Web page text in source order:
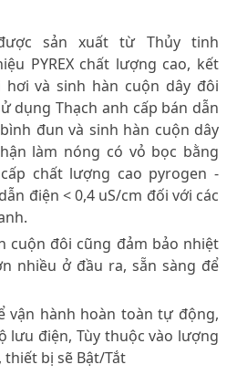
sản xuất từ Thủy tinh
PYREX chất lượng cao, kết
và sinh hàn cuộn dây đôi
dụng Thạch anh cấp bán dẫn
đun và sinh hàn cuộn dây
làm nóng có vỏ bọc bằng
chất lượng cao pyrogen -
điện < 0,4 uS/cm đối với các
cuộn đôi cũng đảm bảo nhiệt
nhiều ở đầu ra, sẵn sàng để
vận hành hoàn toàn tự động,
lưu điện, Tùy thuộc vào lượng
bị sẽ Bật/Tắt